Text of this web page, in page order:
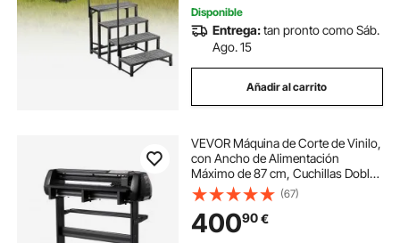
Disponible
Entrega:tan pronto como Sáb.
Ago. 15
Añadir al carrito
VEVOR Máquina de Corte de Vinilo,
con Ancho de Alimentación
Máximo de 87 cm, Cuchillas Dobles
y Pantalla LED, Precisión de ±0,1
mm, Compatible con Windows y
MacOS, Negro, 1080 x 455 x 1030
mm
(67)
40090€